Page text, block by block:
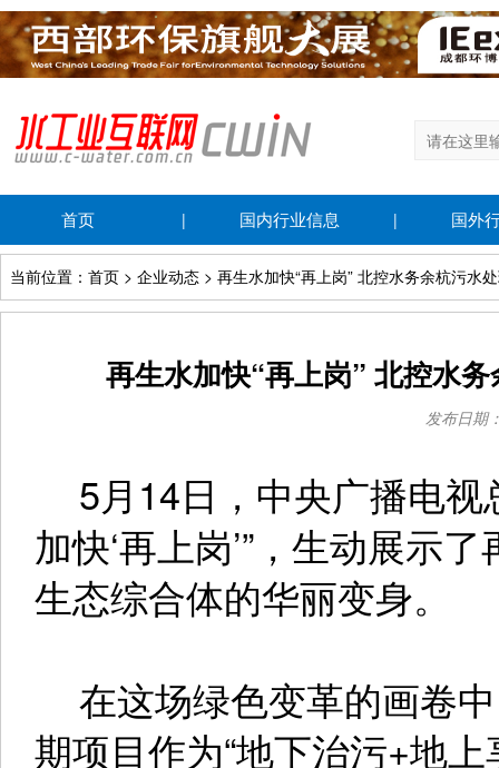
首页 | 国内行业信息 | 国外
当前位置：首页 > 企业动态 > 再生水加快“再上岗” 北控水务余杭污水
再生水加快“再上岗” 北控水
发布日期
5月14日，中央广播电视
加快‘再上岗’”，生动展示
生态综合体的华丽变身。
在这场绿色变革的画卷
期项目作为“地下治污+地